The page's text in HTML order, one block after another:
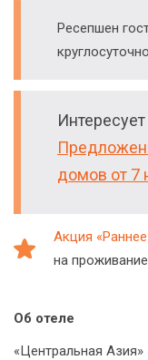
Ресепшен
круглосуточно
домов от 7
Акция
на
Об отеле
«Центральная